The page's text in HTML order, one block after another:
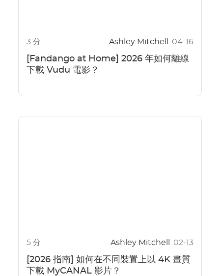
3 分 Ashley Mitchell 04-16
[Fandango at Home] 2026 年如何離線
下載 Vudu 電影？
5 分 Ashley Mitchell 02-13
[2026 指南] 如何在不同裝置上以 4K 畫質
下載 MyCANAL 影片？